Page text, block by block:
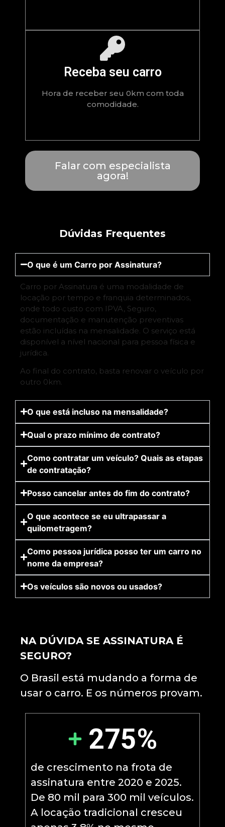
Receba seu carro
Hora de receber seu 0km com toda
comodidade.
Falar com especialista
agora!
Dúvidas Frequentes
O que é um Carro por Assinatura?
Carro por Assinatura é uma modalidade de
locação por tempo e franquia determinados,
onde todo custo com IPVA, Seguro,
documentação e manutenção preventivas
estão incluídas na mensalidade. O serviço está
disponível a nível nacional para pessoa física e
jurídica.
Ao final do contrato, basta renovar o veículo por
outro 0km.
O que está incluso na mensalidade?
Qual o prazo mínimo de contrato?
Como contratar um veículo? Quais as etapas
de contratação?
Posso cancelar antes do fim do contrato?
O que acontece se eu ultrapassar a
quilometragem?
Como pessoa jurídica posso ter um carro no
nome da empresa?
Os veículos são novos ou usados?
NA DÚVIDA SE ASSINATURA É
SEGURO?
O Brasil está mudando a forma de
usar o carro. E os números provam.
275%
de crescimento na frota de
assinatura entre 2020 e 2025.
De 80 mil para 300 mil veículos.
A locação tradicional cresceu